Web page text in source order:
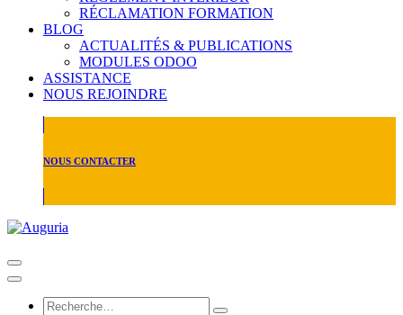
RÉCLAMATION FORMATION
BLOG
ACTUALITÉS & PUBLICATIONS
MODULES ODOO
ASSISTANCE
NOUS REJOINDRE
NOUS CONTACTER